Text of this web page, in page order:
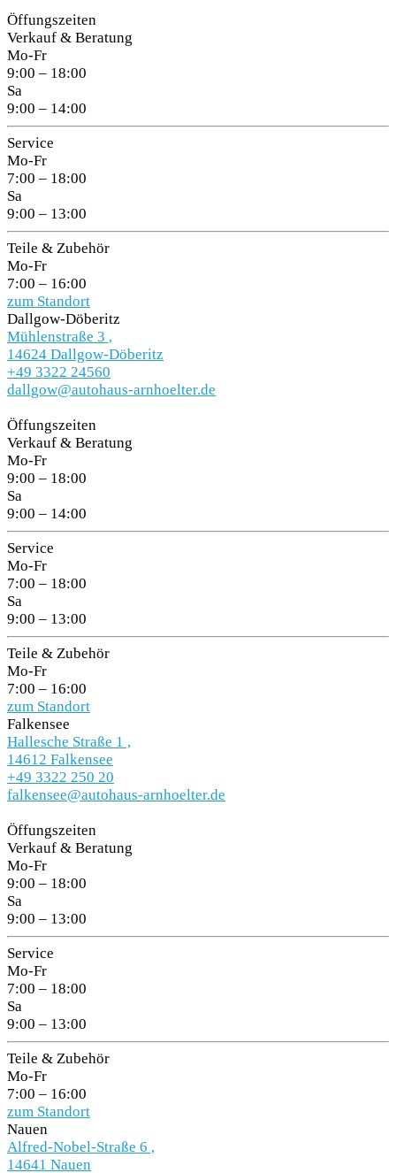
Öffungszeiten
Verkauf & Beratung
Mo-Fr
9:00 – 18:00
Sa
9:00 – 14:00
Service
Mo-Fr
7:00 – 18:00
Sa
9:00 – 13:00
Teile & Zubehör
Mo-Fr
7:00 – 16:00
zum Standort
Dallgow-Döberitz
Mühlenstraße 3 ,
14624 Dallgow-Döberitz
+49 3322 24560
dallgow@autohaus-arnhoelter.de
Öffungszeiten
Verkauf & Beratung
Mo-Fr
9:00 – 18:00
Sa
9:00 – 14:00
Service
Mo-Fr
7:00 – 18:00
Sa
9:00 – 13:00
Teile & Zubehör
Mo-Fr
7:00 – 16:00
zum Standort
Falkensee
Hallesche Straße 1 ,
14612 Falkensee
+49 3322 250 20
falkensee@autohaus-arnhoelter.de
Öffungszeiten
Verkauf & Beratung
Mo-Fr
9:00 – 18:00
Sa
9:00 – 13:00
Service
Mo-Fr
7:00 – 18:00
Sa
9:00 – 13:00
Teile & Zubehör
Mo-Fr
7:00 – 16:00
zum Standort
Nauen
Alfred-Nobel-Straße 6 ,
14641 Nauen